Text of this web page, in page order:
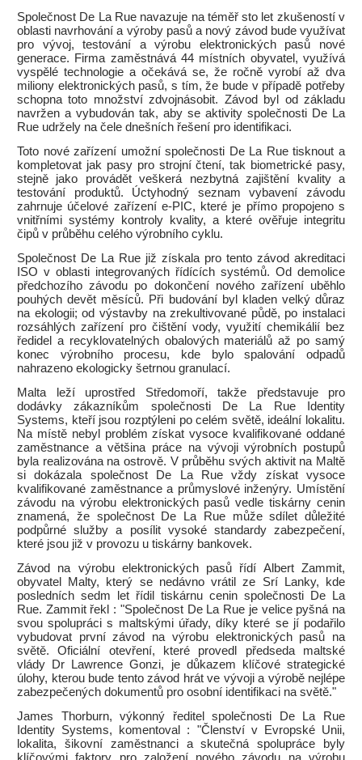
Společnost De La Rue navazuje na téměř sto let zkušeností v
oblasti navrhování a výroby pasů a nový závod bude využívat
pro vývoj, testování a výrobu elektronických pasů nové
generace. Firma zaměstnává 44 místních obyvatel, využívá
vyspělé technologie a očekává se, že ročně vyrobí až dva
miliony elektronických pasů, s tím, že bude v případě potřeby
schopna toto množství zdvojnásobit. Závod byl od základu
navržen a vybudován tak, aby se aktivity společnosti De La
Rue udržely na čele dnešních řešení pro identifikaci.
Toto nové zařízení umožní společnosti De La Rue tisknout a
kompletovat jak pasy pro strojní čtení, tak biometrické pasy,
stejně jako provádět veškerá nezbytná zajištění kvality a
testování produktů. Úctyhodný seznam vybavení závodu
zahrnuje účelové zařízení e-PIC, které je přímo propojeno s
vnitřními systémy kontroly kvality, a které ověřuje integritu
čipů v průběhu celého výrobního cyklu.
Společnost De La Rue již získala pro tento závod akreditaci
ISO v oblasti integrovaných řídících systémů. Od demolice
předchozího závodu po dokončení nového zařízení uběhlo
pouhých devět měsíců. Při budování byl kladen velký důraz
na ekologii; od výstavby na zrekultivované půdě, po instalaci
rozsáhlých zařízení pro čištění vody, využití chemikálií bez
ředidel a recyklovatelných obalových materiálů až po samý
konec výrobního procesu, kde bylo spalování odpadů
nahrazeno ekologicky šetrnou granulací.
Malta leží uprostřed Středomoří, takže představuje pro
dodávky zákazníkům společnosti De La Rue Identity
Systems, kteří jsou rozptýleni po celém světě, ideální lokalitu.
Na místě nebyl problém získat vysoce kvalifikované oddané
zaměstnance a většina práce na vývoji výrobních postupů
byla realizována na ostrově. V průběhu svých aktivit na Maltě
si dokázala společnost De La Rue vždy získat vysoce
kvalifikované zaměstnance a průmyslové inženýry. Umístění
závodu na výrobu elektronických pasů vedle tiskárny cenin
znamená, že společnost De La Rue může sdílet důležité
podpůrné služby a posílit vysoké standardy zabezpečení,
které jsou již v provozu u tiskárny bankovek.
Závod na výrobu elektronických pasů řídí Albert Zammit,
obyvatel Malty, který se nedávno vrátil ze Srí Lanky, kde
posledních sedm let řídil tiskárnu cenin společnosti De La
Rue. Zammit řekl : "Společnost De La Rue je velice pyšná na
svou spolupráci s maltskými úřady, díky které se jí podařilo
vybudovat první závod na výrobu elektronických pasů na
světě. Oficiální otevření, které provedl předseda maltské
vlády Dr Lawrence Gonzi, je důkazem klíčové strategické
úlohy, kterou bude tento závod hrát ve vývoji a výrobě nejlépe
zabezpečených dokumentů pro osobní identifikaci na světě."
James Thorburn, výkonný ředitel společnosti De La Rue
Identity Systems, komentoval : "Členství v Evropské Unii,
lokalita, šikovní zaměstnanci a skutečná spolupráce byly